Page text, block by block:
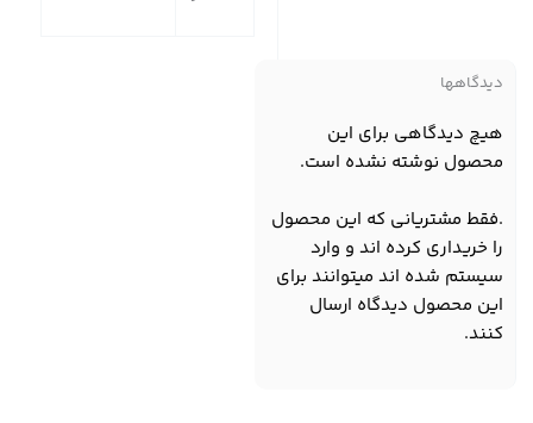
دیدگاهها
هیچ دیدگاهی برای این
محصول نوشته نشده است.
.فقط مشتریانی که این محصول
را خریداری کرده اند و وارد
سیستم شده اند میتوانند برای
این محصول دیدگاه ارسال
کنند.